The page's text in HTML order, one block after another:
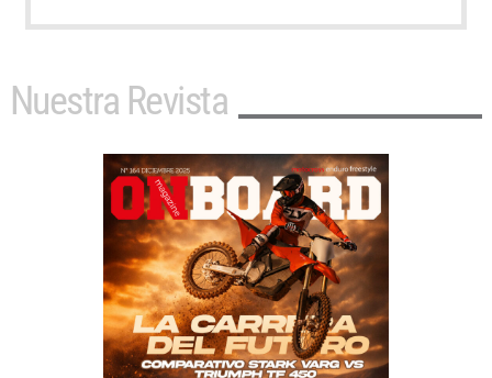
Nuestra Revista